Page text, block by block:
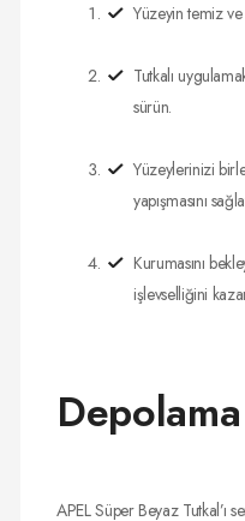
Yüzeyin temiz
Tutkalı
sürün.
Yüzeylerinizi
yapışmasını
Kurumasını
işlevselliğini
APEL Süper Beyaz